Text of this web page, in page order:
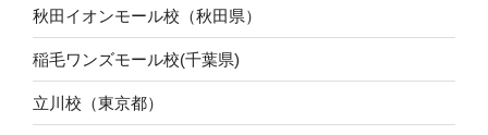
秋田イオンモール校（秋田県）
稲毛ワンズモール校(千葉県)
立川校（東京都）